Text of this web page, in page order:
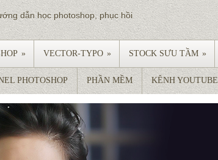
dẫn học photoshop, phục hồi
» VECTOR-TYPO » STOCK SƯU TẦM »
PHOTOSHOP PHẦN MỀM KÊNH YOUTUBE